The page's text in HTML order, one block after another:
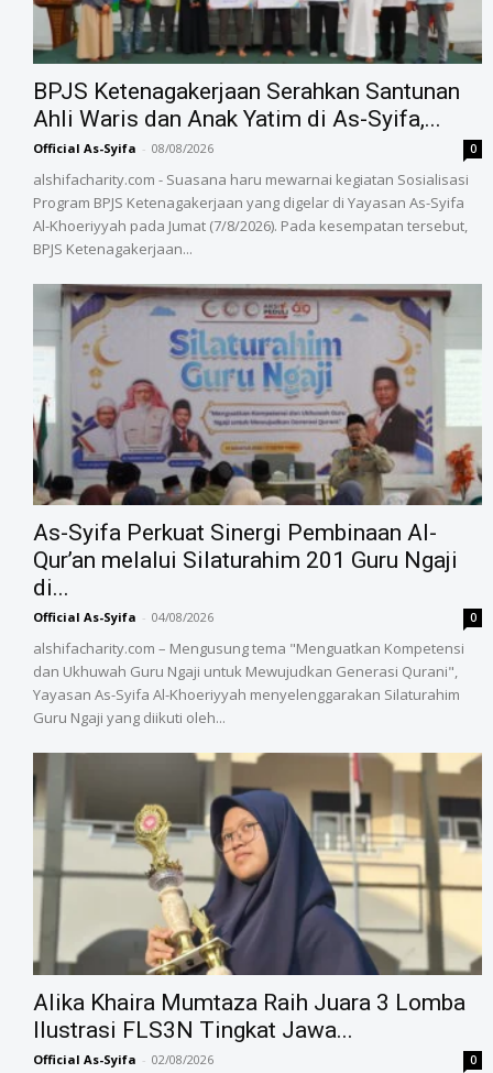
BPJS Ketenagakerjaan Serahkan Santunan
Ahli Waris dan Anak Yatim di As-Syifa,...
Official As-Syifa - 08/08/2026 0
alshifacharity.com - Suasana haru mewarnai kegiatan Sosialisasi
Program BPJS Ketenagakerjaan yang digelar di Yayasan As-Syifa
Al-Khoeriyyah pada Jumat (7/8/2026). Pada kesempatan tersebut,
BPJS Ketenagakerjaan...
As-Syifa Perkuat Sinergi Pembinaan Al-
Qur’an melalui Silaturahim 201 Guru Ngaji
di...
Official As-Syifa - 04/08/2026 0
alshifacharity.com – Mengusung tema "Menguatkan Kompetensi
dan Ukhuwah Guru Ngaji untuk Mewujudkan Generasi Qurani",
Yayasan As-Syifa Al-Khoeriyyah menyelenggarakan Silaturahim
Guru Ngaji yang diikuti oleh...
Alika Khaira Mumtaza Raih Juara 3 Lomba
Ilustrasi FLS3N Tingkat Jawa...
Official As-Syifa - 02/08/2026 0